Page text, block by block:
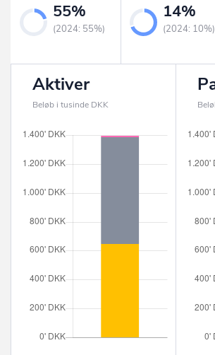
55%
(2024: 55%)
14%
(2024: 10%)
Aktiver
Beløb i tusinde DKK